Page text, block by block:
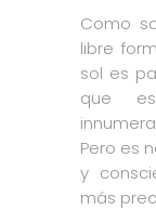
Como
libre
sol es
que
Pero es
y
más